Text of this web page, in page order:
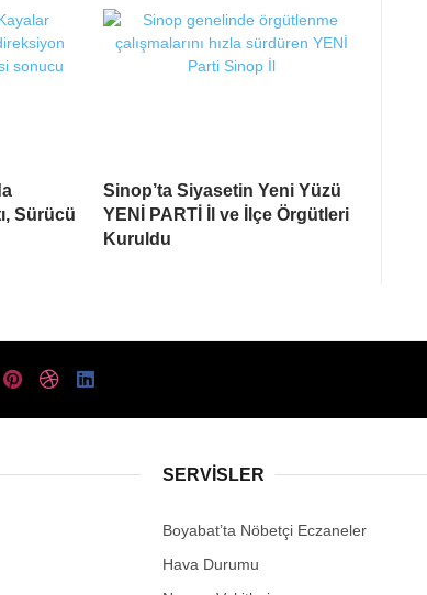
Sürücü
Sinop’ta Siyasetin Yeni Yüzü
YENİ PARTİ İl ve İlçe Örgütleri
Kuruldu
SERVISLER
Boyabat’ta Nöbetçi Eczaneler
Hava Durumu